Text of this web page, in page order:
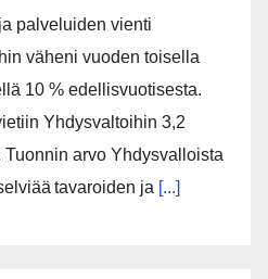
palveluiden vienti
väheni vuoden toisella
10 % edellisvuotisesta.
Yhdysvaltoihin 3,2
arvo Yhdysvalloista
tavaroiden ja [...]